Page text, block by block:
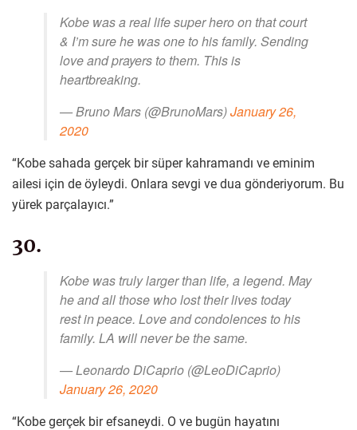
Kobe was a real life super hero on that court
& I’m sure he was one to his family. Sending
love and prayers to them. This is
heartbreaking.
— Bruno Mars (@BrunoMars)January 26,
2020
“Kobe sahada gerçek bir süper kahramandı ve eminim
ailesi için de öyleydi. Onlara sevgi ve dua gönderiyorum. Bu
yürek parçalayıcı.”
30.
Kobe was truly larger than life, a legend. May
he and all those who lost their lives today
rest in peace. Love and condolences to his
family. LA will never be the same.
— Leonardo DiCaprio (@LeoDiCaprio)
January 26, 2020
“Kobe gerçek bir efsaneydi. O ve bugün hayatını